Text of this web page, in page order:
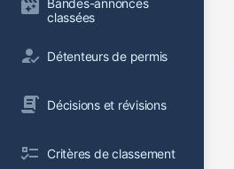
Bandes-annonces
classées
Détenteurs de permis
Décisions et révisions
Critères de classement